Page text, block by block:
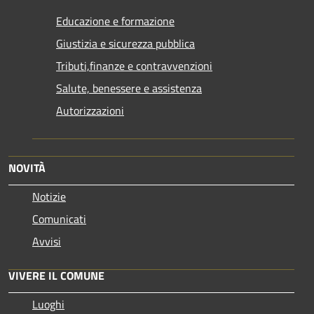
Educazione e formazione
Giustizia e sicurezza pubblica
Tributi,finanze e contravvenzioni
Salute, benessere e assistenza
Autorizzazioni
NOVITÀ
Notizie
Comunicati
Avvisi
VIVERE IL COMUNE
Luoghi